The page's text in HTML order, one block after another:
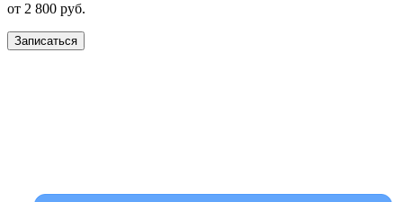
от 2 800 руб.
Записаться